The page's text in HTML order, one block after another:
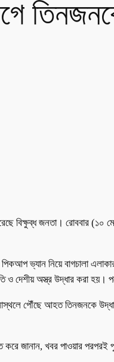
বিক্ষুব্ধ জনতা। রোববার
ভ্যান নিয়ে বাগচালা
ও দেশীয় অস্ত্র উদ্ধার করা
পৌঁছে আহত তিনজনকে
করে জানান, খবর পাওয়ার